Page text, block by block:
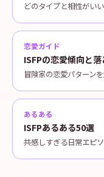
どのタイプと相性がい
恋愛ガイド
ISFPの恋愛傾向と
冒険家の恋愛パターン
あるある
ISFPあるある50選
共感しすぎる日常エピ